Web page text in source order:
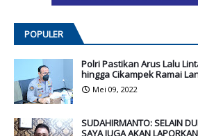
POPULER
Polri Pastikan Arus Lalu
hingga Cikampek Ramai
Mei 09, 2022
SUDAHIRMANTO: SELAIN
SAYA JUGA AKAN